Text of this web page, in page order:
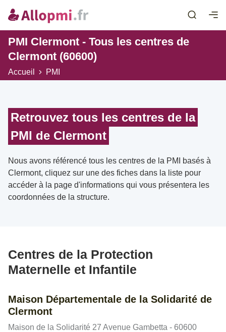
PMI Clermont - Tous les centres de
Clermont (60600)
Accueil PMI
Retrouvez tous les centres de la
PMI de Clermont
Nous avons référencé tous les centres de la PMI basés à
Clermont, cliquez sur une des fiches dans la liste pour
accéder à la page d'informations qui vous présentera les
coordonnées de la structure.
Centres de la Protection
Maternelle et Infantile
Maison Départementale de la Solidarité de
Clermont
Maison de la Solidarité 27 Avenue Gambetta - 60600